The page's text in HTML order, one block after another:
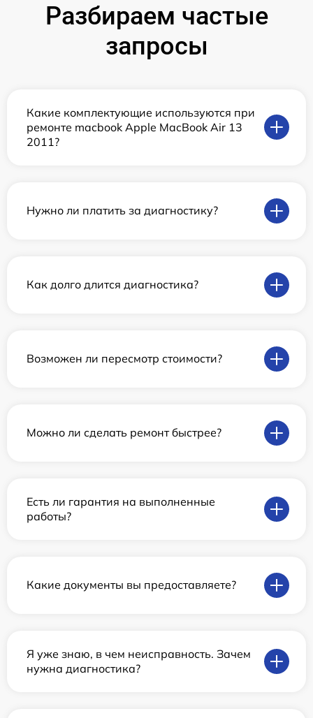
Разбираем частые
запросы
Какие комплектующие используются при
ремонте macbook Apple MacBook Air 13
2011?
Нужно ли платить за диагностику?
Как долго длится диагностика?
Возможен ли пересмотр стоимости?
Можно ли сделать ремонт быстрее?
Есть ли гарантия на выполненные
работы?
Какие документы вы предоставляете?
Я уже знаю, в чем неисправность. Зачем
нужна диагностика?